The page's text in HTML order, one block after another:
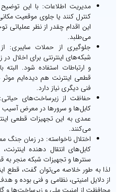
مدیریت اطلاعات: با این
کنترل کنند یا جلوی موقعیت
این اقدام چقدر از نظر
می‌طلبد.
جلوگیری از حملات سایبری:
شبکه‌های اینترنتی برای اخلال
و ارتباطات استفاده شود.
قطعی اینترنت هم دیده‌ایم
فنی دیگری نیاز دارد.
حفاظت از زیرساخت‌های
کابل‌ها و سرورها در معرض
عمدی به این تجهیزات قطعی
می‌کنند.
اختلال ناخواسته: در زمان جنگ
کابل‌های انتقال دهنده
سنترها و تجهیزات شبکه منجر به
لذا به طور خلاصه می‌توان گفت، قطع
از دلایل امنیتی، نظامی‌ و فنی بوده و